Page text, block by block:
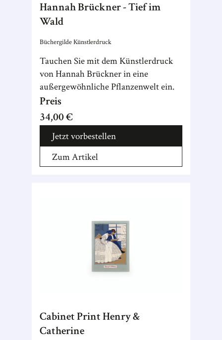
Hannah Brückner - Tief im
Wald
Büchergilde Künstlerdruck
Tauchen Sie mit dem Künstlerdruck
von Hannah Brückner in eine
außergewöhnliche Pflanzenwelt ein.
Preis
34,00 €
Jetzt vorbestellen
Zum Artikel
Cabinet Print Henry &
Catherine